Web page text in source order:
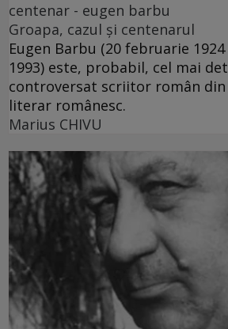
centenar - eugen barbu
Groapa, cazul și centenarul
Eugen Barbu (20 februarie
1993) este, probabil, cel mai
controversat scriitor român
literar românesc.
Marius CHIVU